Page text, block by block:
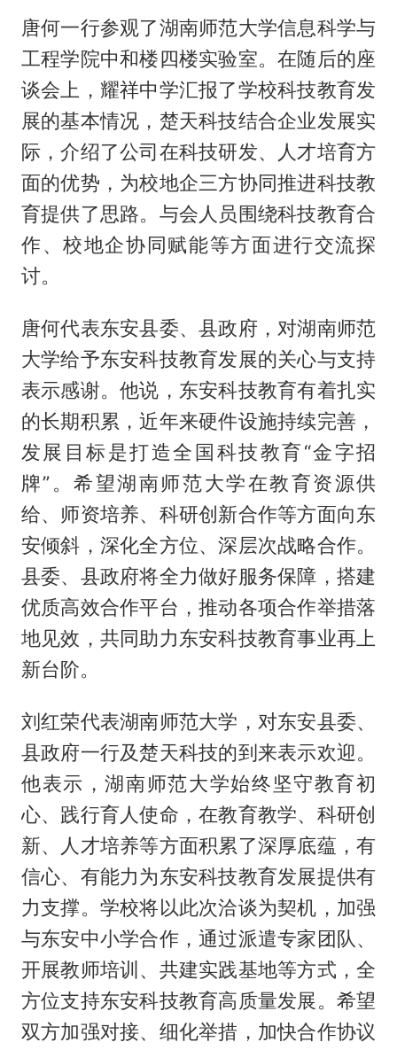
唐何一行参观了湖南师范大学信息科学与
工程学院中和楼四楼实验室。在随后的座
谈会上，耀祥中学汇报了学校科技教育发
展的基本情况，楚天科技结合企业发展实
际，介绍了公司在科技研发、人才培育方
面的优势，为校地企三方协同推进科技教
育提供了思路。与会人员围绕科技教育合
作、校地企协同赋能等方面进行交流探
讨。
唐何代表东安县委、县政府，对湖南师范
大学给予东安科技教育发展的关心与支持
表示感谢。他说，东安科技教育有着扎实
的长期积累，近年来硬件设施持续完善，
发展目标是打造全国科技教育“金字招
牌”。希望湖南师范大学在教育资源供
给、师资培养、科研创新合作等方面向东
安倾斜，深化全方位、深层次战略合作。
县委、县政府将全力做好服务保障，搭建
优质高效合作平台，推动各项合作举措落
地见效，共同助力东安科技教育事业再上
新台阶。
刘红荣代表湖南师范大学，对东安县委、
县政府一行及楚天科技的到来表示欢迎。
他表示，湖南师范大学始终坚守教育初
心、践行育人使命，在教育教学、科研创
新、人才培养等方面积累了深厚底蕴，有
信心、有能力为东安科技教育发展提供有
力支撑。学校将以此次洽谈为契机，加强
与东安中小学合作，通过派遣专家团队、
开展教师培训、共建实践基地等方式，全
方位支持东安科技教育高质量发展。希望
双方加强对接、细化举措，加快合作协议